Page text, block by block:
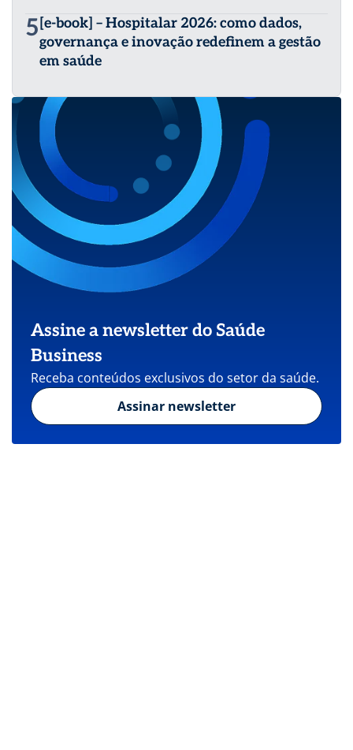
5 [e-book] – Hospitalar 2026: como dados,
governança e inovação redefinem a gestão
em saúde
Assine a newsletter do Saúde
Business
Receba conteúdos exclusivos do setor da saúde.
Assinar newsletter